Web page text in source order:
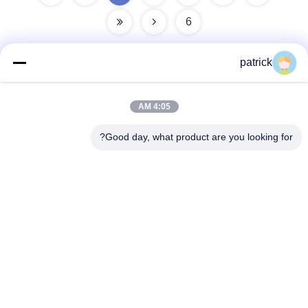
6
عنوان :
patrick
4:05 AM
Good day, what product are you looking for?